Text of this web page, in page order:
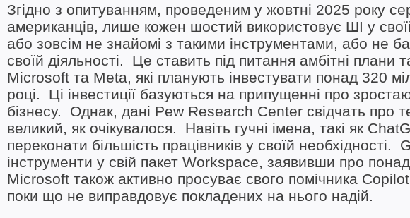
Згідно з опитуванням, проведеним у жовтні 2025 року
американців, лише кожен шостий використовує ШІ у
або зовсім не знайомі з такими інструментами, або не
своїй діяльності. Це ставить під питання амбітні плани
Microsoft та Meta, які планують інвестувати понад 320
році. Ці інвестиції базуються на припущенні про
бізнесу. Однак, дані Pew Research Center свідчать про
великий, як очікувалося. Навіть гучні імена, такі як
переконати більшість працівників у своїй
інструменти у свій пакет Workspace, заявивши про
Microsoft також активно просуває свого помічника
поки що не виправдовує покладених на нього надій.